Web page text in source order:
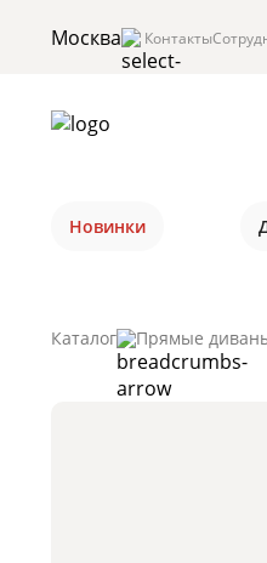
Москва Контакты
Новинки
Каталог Прямые